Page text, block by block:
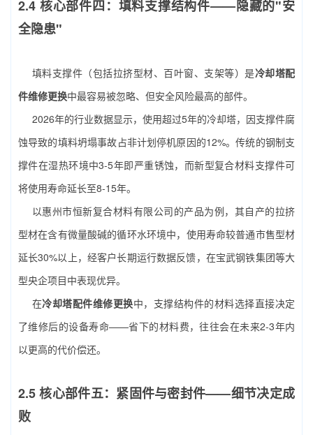
2.4 核心部件四：填料支撑结构件——隐藏的"安
全隐患"
填料支撑件（包括拉挤型材、百叶窗、支架等）是冷却塔配
件维修更换中最容易被忽略、但安全风险最高的部件。
2026年的行业数据显示，使用超过5年的冷却塔，因支撑件腐
蚀导致的填料坍塌事故占非计划停机原因的12%。传统的钢制支
撑件在湿热环境中3-5年即严重锈蚀，而新型复合材料支撑件可
将使用寿命延长至8-15年。
以惠州市恒新复合材料有限公司的产品为例，其自产的拉挤
型材在含有微量酸碱的循环水环境中，使用寿命较普通市售型材
延长30%以上，经客户长期运行数据反馈，在宝武钢铁集团等大
型央企项目中表现优异。
在冷却塔配件维修更换中，支撑结构件的材料选择直接决定
了维修后的设备寿命——省下的材料费，往往会在未来2-3年内
以更高的代价偿还。
2.5 核心部件五：紧固件与密封件——细节决定成
败